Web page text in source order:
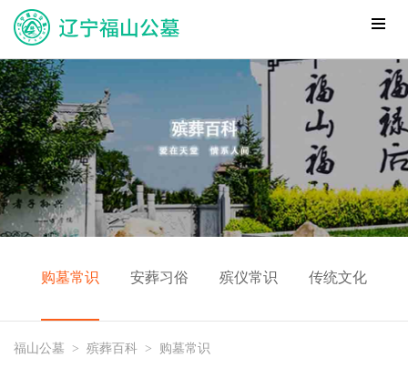
购墓常识 安葬习俗 殡仪常识 传统文化
福山公墓 > 殡葬百科 > 购墓常识